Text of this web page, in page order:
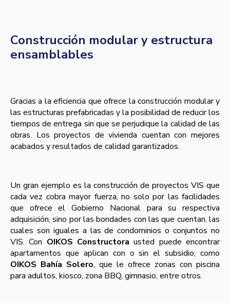
Construcción modular y estructura
ensamblables
Gracias a la eficiencia que ofrece la construcción modular y
las estructuras prefabricadas y la posibilidad de reducir los
tiempos de entrega sin que se perjudique la calidad de las
obras. Los proyectos de vivienda cuentan con mejores
acabados y resultados de calidad garantizados.
Un gran ejemplo es la construcción de proyectos VIS que
cada vez cobra mayor fuerza, no solo por las facilidades
que ofrece el Gobierno Nacional para su respectiva
adquisición, sino por las bondades con las que cuentan, las
cuales son iguales a las de condominios o conjuntos no
VIS. Con OIKOS Constructora usted puede encontrar
apartamentos que aplican con o sin el subsidio, como
OIKOS Bahía Solero, que le ofrece zonas con piscina
para adultos, kiosco, zona BBQ, gimnasio, entre otros.